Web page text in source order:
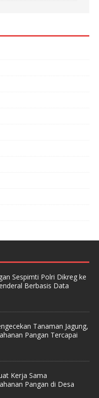
Sespimti Polri Dikreg ke
Berbasis Data
Tanaman Jagung,
Pangan Tercapai
Kerja Sama
Pangan di Desa